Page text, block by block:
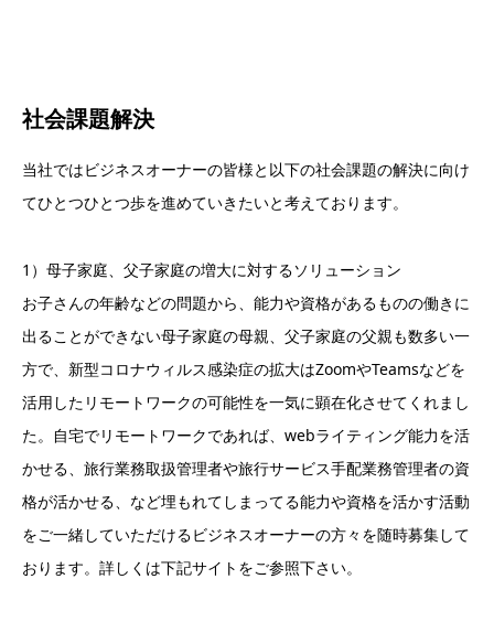
社会課題解決
当社ではビジネスオーナーの皆様と以下の社会課題の解決に向け
てひとつひとつ歩を進めていきたいと考えております。
1）母子家庭、父子家庭の増大に対するソリューション
お子さんの年齢などの問題から、能力や資格があるものの働きに
出ることができない母子家庭の母親、父子家庭の父親も数多い一
方で、新型コロナウィルス感染症の拡大はZoomやTeamsなどを
活用したリモートワークの可能性を一気に顕在化させてくれまし
た。自宅でリモートワークであれば、webライティング能力を活
かせる、旅行業務取扱管理者や旅行サービス手配業務管理者の資
格が活かせる、など埋もれてしまってる能力や資格を活かす活動
をご一緒していただけるビジネスオーナーの方々を随時募集して
おります。詳しくは下記サイトをご参照下さい。